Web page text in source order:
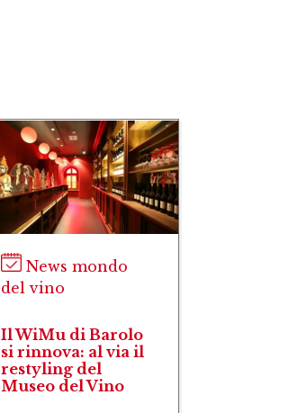
News mondo
del vino
Il WiMu di Barolo
si rinnova: al via il
restyling del
Museo del Vino